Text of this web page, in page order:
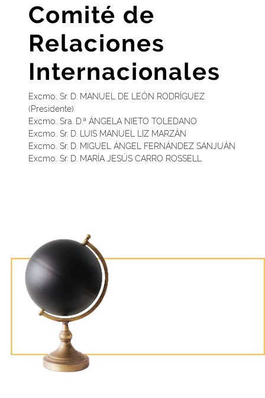
Comité de
Relaciones
Internacionales
Excmo.. Sr. D. MANUEL DE LEÓN RODRÍGUEZ
(Presidente)
Excmo.. Sra. D.ª ÁNGELA NIETO TOLEDANO
Excmo.. Sr. D. LUIS MANUEL LIZ MARZÁN
Excmo.. Sr. D. MIGUEL ÁNGEL FERNÁNDEZ SANJUÁN
Excmo.. Sr. D. MARÍA JESÚS CARRO ROSSELL